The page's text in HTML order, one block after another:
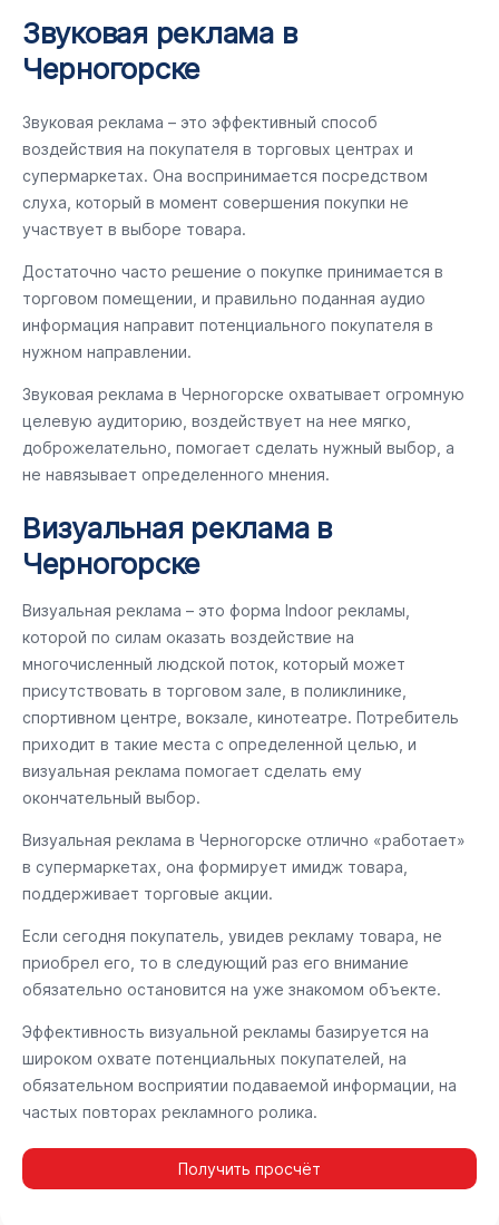
Звуковая реклама в
Черногорске
Звуковая реклама – это эффективный способ
воздействия на покупателя в торговых центрах и
супермаркетах. Она воспринимается посредством
слуха, который в момент совершения покупки не
участвует в выборе товара.
Достаточно часто решение о покупке принимается в
торговом помещении, и правильно поданная аудио
информация направит потенциального покупателя в
нужном направлении.
Звуковая реклама в Черногорске охватывает огромную
целевую аудиторию, воздействует на нее мягко,
доброжелательно, помогает сделать нужный выбор, а
не навязывает определенного мнения.
Визуальная реклама в
Черногорске
Визуальная реклама – это форма Indoor рекламы,
которой по силам оказать воздействие на
многочисленный людской поток, который может
присутствовать в торговом зале, в поликлинике,
спортивном центре, вокзале, кинотеатре. Потребитель
приходит в такие места с определенной целью, и
визуальная реклама помогает сделать ему
окончательный выбор.
Визуальная реклама в Черногорске отлично «работает»
в супермаркетах, она формирует имидж товара,
поддерживает торговые акции.
Если сегодня покупатель, увидев рекламу товара, не
приобрел его, то в следующий раз его внимание
обязательно остановится на уже знакомом объекте.
Эффективность визуальной рекламы базируется на
широком охвате потенциальных покупателей, на
обязательном восприятии подаваемой информации, на
частых повторах рекламного ролика.
Получить просчёт